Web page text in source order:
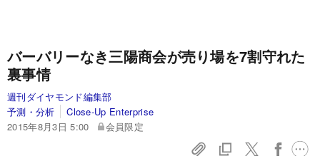
バーバリーなき三陽商会が売り場を7割守れた
裏事情
週刊ダイヤモンド編集部
予測・分析
Close-Up Enterprise
2015年8月3日 5:00
会員限定